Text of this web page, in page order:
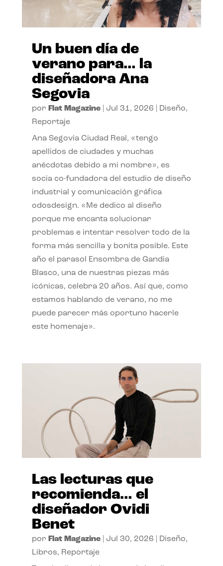
Un buen día de
verano para… la
diseñadora Ana
Segovia
por Flat Magazine| Jul 31, 2026 Diseño,
Reportaje
Ana Segovia Ciudad Real, «tengo
apellidos de ciudades y muchas
anécdotas debido a mi nombre», es
socia co-fundadora del estudio de diseño
industrial y comunicación gráfica
odosdesign. «Me dedico al diseño
porque me encanta solucionar
problemas e intentar resolver todo de la
forma más sencilla y bonita posible. Este
año el parasol Ensombra de Gandia
Blasco, una de nuestras piezas más
icónicas, celebra 20 años. Así que, como
estamos hablando de verano, no me
puede parecer más oportuno hacerle
este homenaje».
Las lecturas que
recomienda… el
diseñador Ovidi
Benet
por Flat Magazine| Jul 30, 2026 Diseño,
Libros, Reportaje